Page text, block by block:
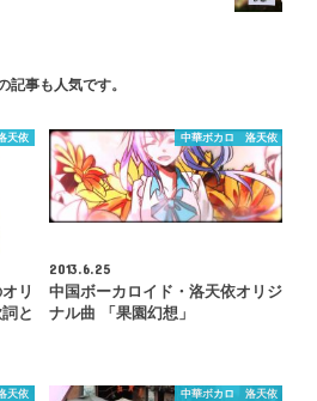
記事も人気です。
天依
リ
と
中華ボカロ 洛天依
2013.6.25
中国ボーカロイド・洛天依オリジ
ナル曲 「果園幻想」
天依 中華ボカロ 洛天依